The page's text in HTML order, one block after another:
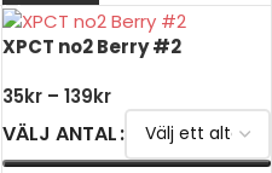
XPCT no2 Berry #2
35kr – 139kr
VÄLJ ANTAL